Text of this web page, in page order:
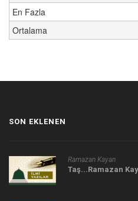
En Fazla
Ortalama
SON EKLENEN
Ramazan Kayan
Taş...Ramazan